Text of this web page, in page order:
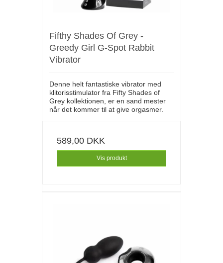
Fifthy Shades Of Grey -
Greedy Girl G-Spot Rabbit
Vibrator
Denne helt fantastiske vibrator med
klitorisstimulator fra Fifty Shades of
Grey kollektionen, er en sand mester
når det kommer til at give orgasmer.
589,00 DKK
Vis produkt